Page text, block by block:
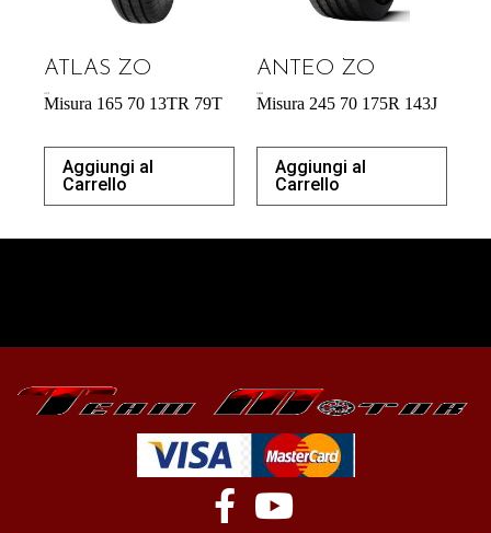
ATLAS ZO
Misura 165 70 13TR 79T
Aggiungi al
Carrello
ANTEO ZO
Misura 245 70 175R 143J
Aggiungi al
Carrello